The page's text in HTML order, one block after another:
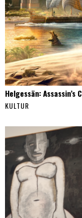
Helgessän:
KULTUR